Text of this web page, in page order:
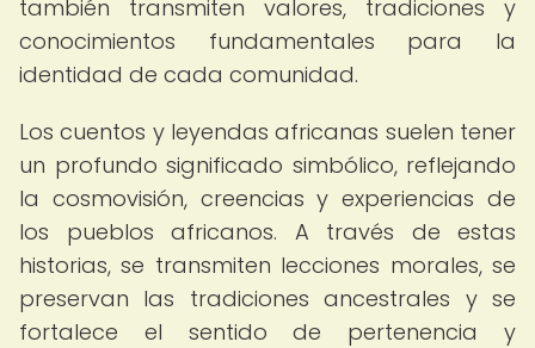
también transmiten valores, tradiciones y
conocimientos fundamentales para la
identidad de cada comunidad.
Los cuentos y leyendas africanas suelen tener
un profundo significado simbólico, reflejando
la cosmovisión, creencias y experiencias de
los pueblos africanos. A través de estas
historias, se transmiten lecciones morales, se
preservan las tradiciones ancestrales y se
fortalece el sentido de pertenencia y